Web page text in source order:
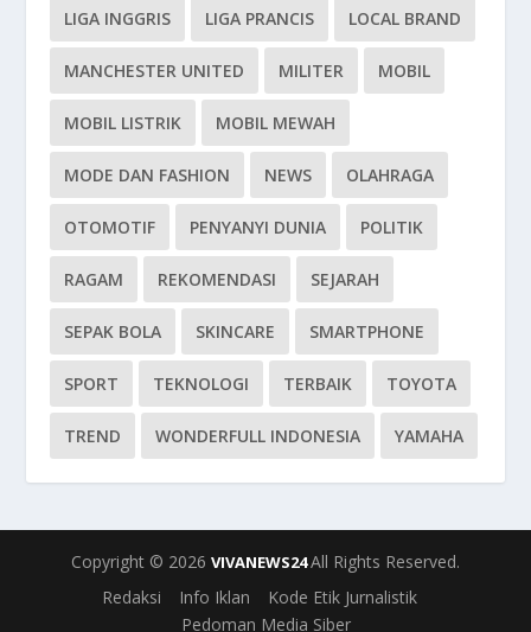
LIGA INGGRIS LIGA PRANCIS LOCAL BRAND
MANCHESTER UNITED MILITER MOBIL
MOBIL LISTRIK MOBIL MEWAH
MODE DAN FASHION NEWS OLAHRAGA
OTOMOTIF PENYANYI DUNIA POLITIK
RAGAM REKOMENDASI SEJARAH
SEPAK BOLA SKINCARE SMARTPHONE
SPORT TEKNOLOGI TERBAIK TOYOTA
TREND WONDERFULL INDONESIA YAMAHA
Copyright © 2026 VIVANEWS24All Rights Reserved.
Redaksi
Info Iklan
Kode Etik Jurnalistik
Pedoman Media Siber